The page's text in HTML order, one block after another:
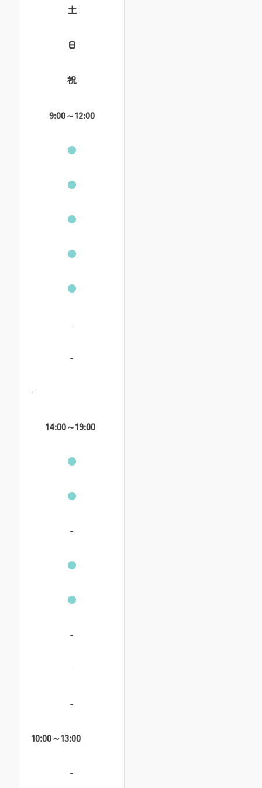
土
日
祝
9:00～12:00
●
●
●
●
●
-
-
-
14:00～19:00
●
●
-
●
●
-
-
-
10:00～13:00
-